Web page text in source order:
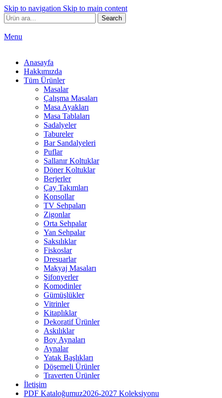
Skip to navigation Skip to main content
Search
Menu
Anasayfa
Hakkımızda
Tüm Ürünler
Masalar
Çalışma Masaları
Masa Ayakları
Masa Tablaları
Sadalyeler
Tabureler
Bar Sandalyeleri
Puflar
Sallanır Koltuklar
Döner Koltuklar
Berjerler
Çay Takımları
Konsollar
TV Sehpaları
Zigonlar
Orta Sehpalar
Yan Sehpalar
Saksılıklar
Fiskoslar
Dresuarlar
Makyaj Masaları
Şifonyerler
Komodinler
Gümüşlükler
Vitrinler
Kitaplıklar
Dekoratif Ürünler
Askılıklar
Boy Aynaları
Aynalar
Yatak Başlıkları
Döşemeli Ürünler
Traverten Ürünler
İletişim
PDF Kataloğumuz2026-2027 Koleksiyonu